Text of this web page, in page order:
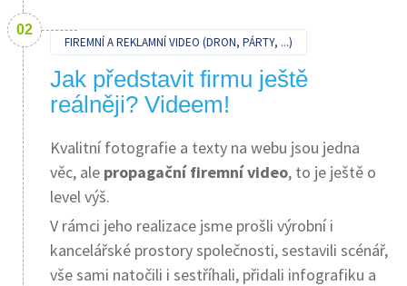
FIREMNÍ A REKLAMNÍ VIDEO (DRON, PÁRTY, ...)
Jak představit firmu ještě
reálněji? Videem!
Kvalitní fotografie a texty na webu jsou jedna
věc, ale propagační firemní video, to je ještě o
level výš.
V rámci jeho realizace jsme prošli výrobní i
kancelářské prostory společnosti, sestavili scénář,
vše sami natočili i sestříhali, přidali infografiku a